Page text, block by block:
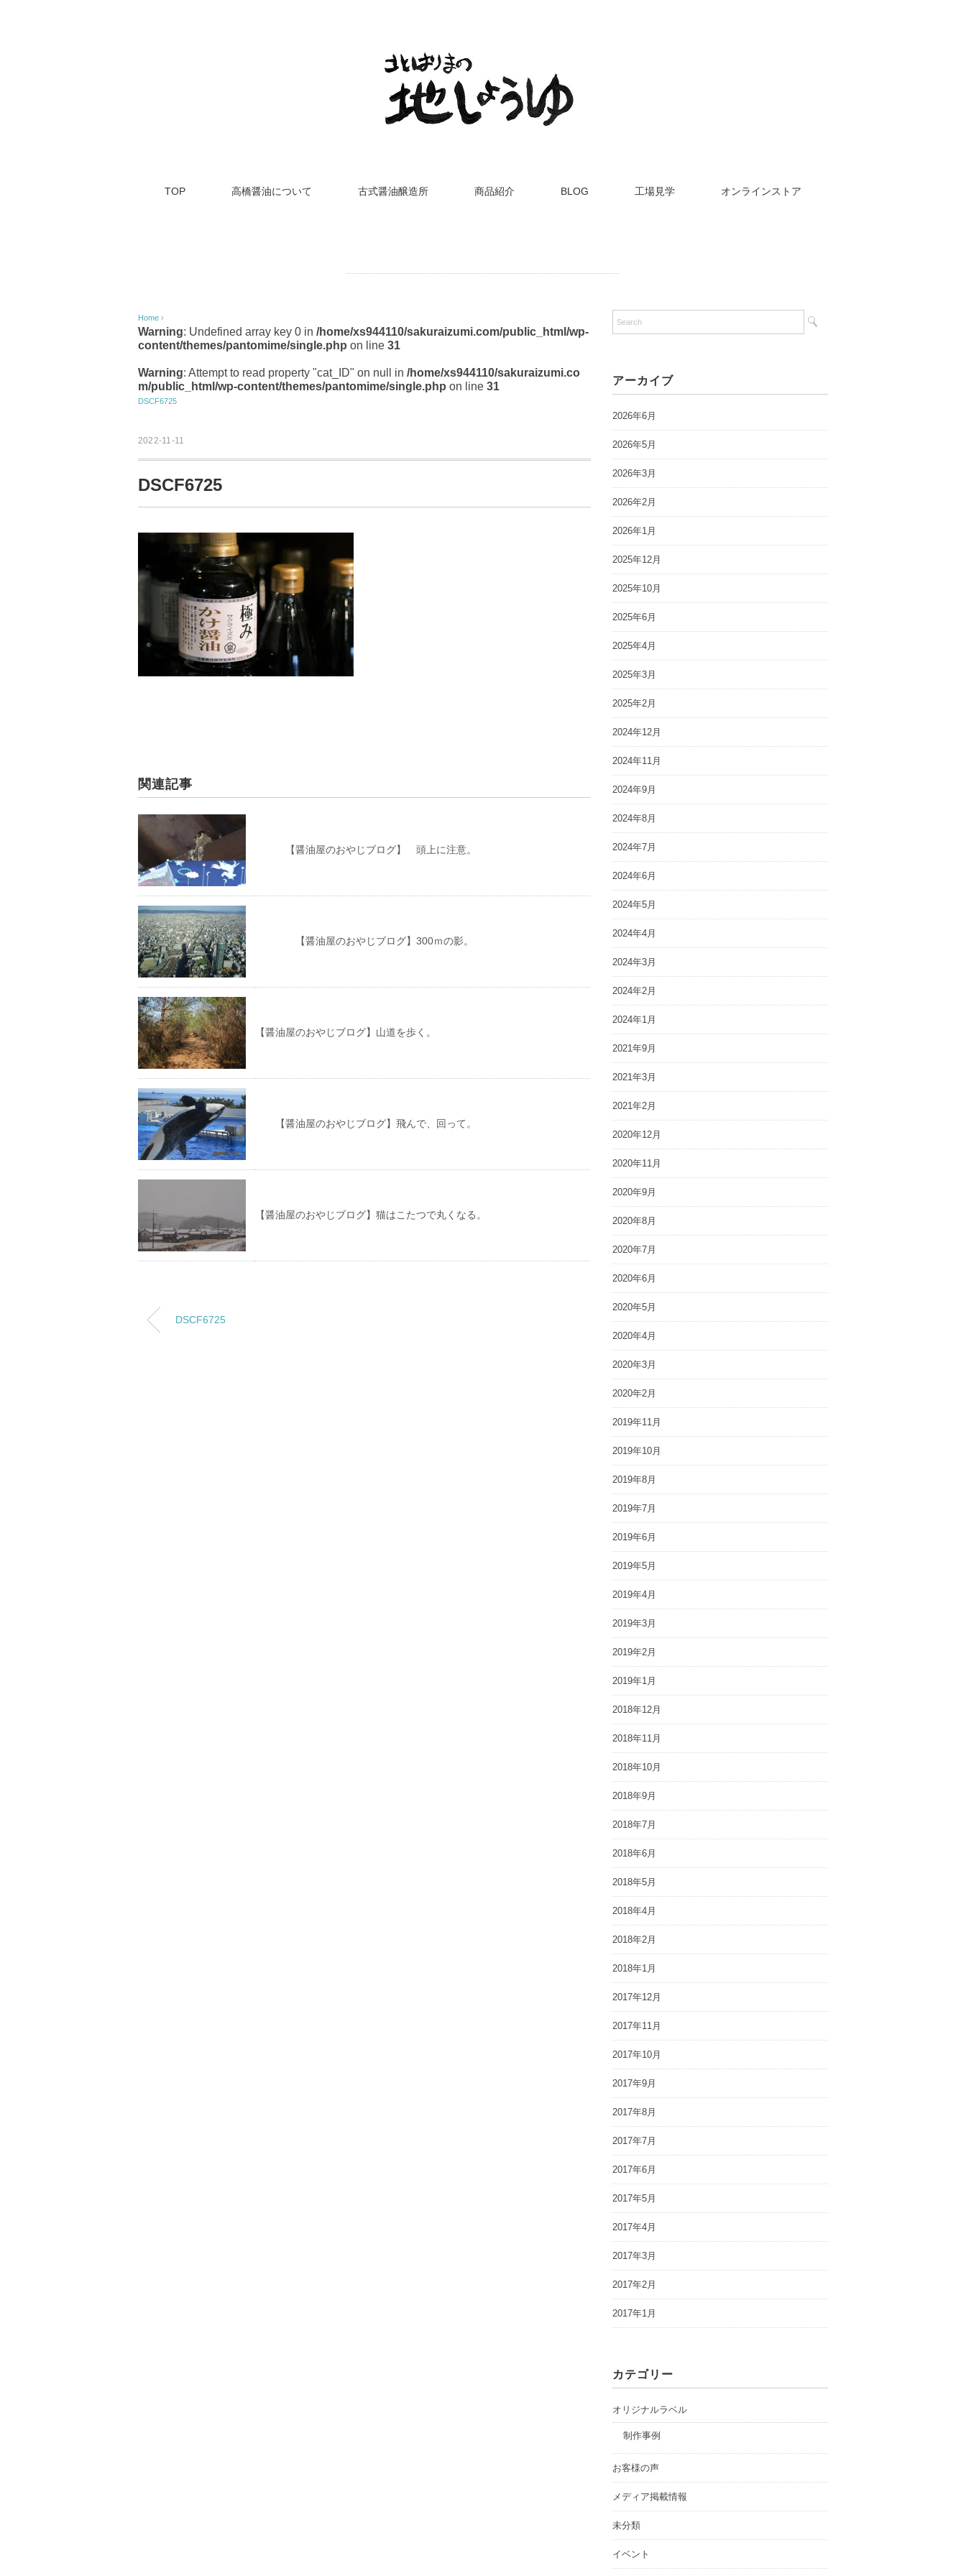
TOP 高橋醤油について 古式醤油醸造所 商品紹介 BLOG 工場見学 オンラインストア
Home ›
Warning: Undefined array key 0 in /home/xs944110/sakuraizumi.com/public_html/wp-
content/themes/pantomime/single.php on line 31
Warning: Attempt to read property "cat_ID" on null in /home/xs944110/sakuraizumi.co
m/public_html/wp-content/themes/pantomime/single.php on line 31
DSCF6725
2022-11-11
DSCF6725
関連記事
【醤油屋のおやじブログ】 頭上に注意。
【醤油屋のおやじブログ】300ｍの影。
【醤油屋のおやじブログ】山道を歩く。
【醤油屋のおやじブログ】飛んで、回って。
【醤油屋のおやじブログ】猫はこたつで丸くなる。
DSCF6725
アーカイブ
2026年6月
2026年5月
2026年3月
2026年2月
2026年1月
2025年12月
2025年10月
2025年6月
2025年4月
2025年3月
2025年2月
2024年12月
2024年11月
2024年9月
2024年8月
2024年7月
2024年6月
2024年5月
2024年4月
2024年3月
2024年2月
2024年1月
2021年9月
2021年3月
2021年2月
2020年12月
2020年11月
2020年9月
2020年8月
2020年7月
2020年6月
2020年5月
2020年4月
2020年3月
2020年2月
2019年11月
2019年10月
2019年8月
2019年7月
2019年6月
2019年5月
2019年4月
2019年3月
2019年2月
2019年1月
2018年12月
2018年11月
2018年10月
2018年9月
2018年7月
2018年6月
2018年5月
2018年4月
2018年2月
2018年1月
2017年12月
2017年11月
2017年10月
2017年9月
2017年8月
2017年7月
2017年6月
2017年5月
2017年4月
2017年3月
2017年2月
2017年1月
カテゴリー
オリジナルラベル
制作事例
お客様の声
メディア掲載情報
未分類
イベント